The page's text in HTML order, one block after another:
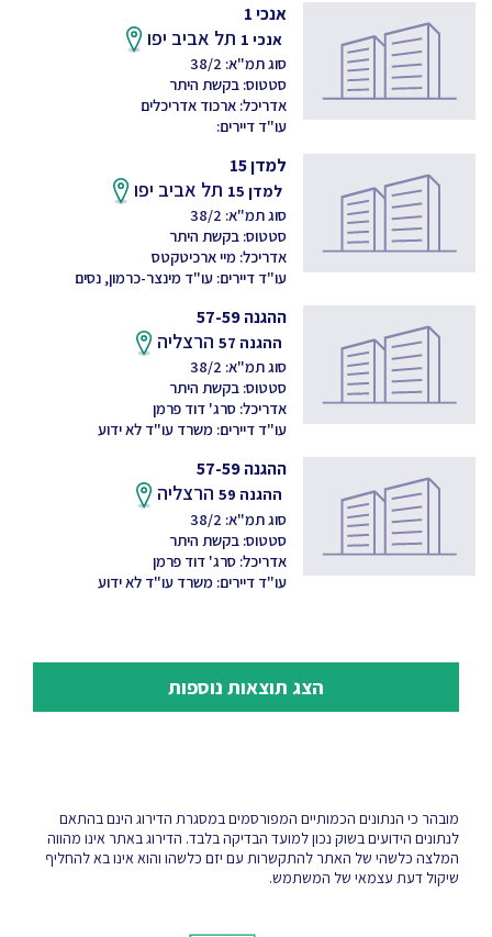
אנכי 1
אנכי 1 תל אביב יפו
סוג תמ"א: 38/2
סטטוס: בקשת היתר
אדריכל: ארכוד אדריכלים
עו"ד דיירים:
למדן 15
למדן 15 תל אביב יפו
סוג תמ"א: 38/2
סטטוס: בקשת היתר
אדריכל: מיי ארכיטקטס
עו"ד דיירים: עו"ד מינצר-כרמון, נסים
ההגנה 57-59
ההגנה 57 הרצליה
סוג תמ"א: 38/2
סטטוס: בקשת היתר
אדריכל: סרג' דוד פרמן
עו"ד דיירים: משרד עו"ד לא ידוע
ההגנה 57-59
ההגנה 59 הרצליה
סוג תמ"א: 38/2
סטטוס: בקשת היתר
אדריכל: סרג' דוד פרמן
עו"ד דיירים: משרד עו"ד לא ידוע
הצג תוצאות נוספות
מובהר כי הנתונים הכמותיים המפורסמים במסגרת הדירוג הינם בהתאם
לנתונים הידועים בשוק נכון למועד הבדיקה בלבד. הדירוג באתר אינו מהווה
המלצה כלשהי של האתר להתקשרות עם יזם כלשהו והוא אינו בא להחליף
שיקול דעת עצמאי של המשתמש.